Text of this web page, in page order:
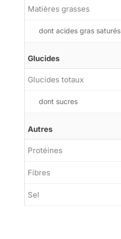
Matières grasses
dont acides gras saturés
Glucides
Glucides totaux
dont sucres
Autres
Protéines
Fibres
Sel